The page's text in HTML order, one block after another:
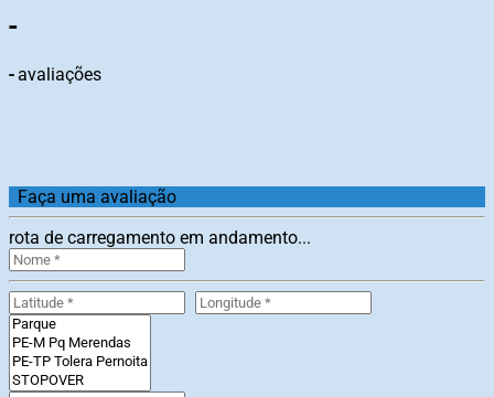
-
-avaliações
Faça uma avaliação
rota de carregamento em andamento...